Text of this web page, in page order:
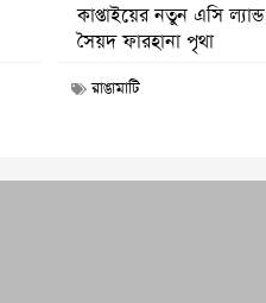
কাপ্তাইয়ের নতুন এসি ল্যান্ড
সৈয়দ ফারহানা পৃথা
রাঙামাটি